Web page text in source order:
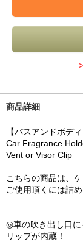
商品詳細
【バスアンドボデ
Car Fragrance
Vent or Visor Clip
こちらの商品は、ケ
ご使用頂くには詰
◎車の吹き出し口に
リップが内蔵！